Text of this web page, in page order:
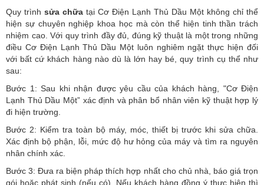
Quy trình sửa chữa tại Cơ Điện Lạnh Thủ Dầu Một không chỉ thể
hiện sự chuyên nghiệp khoa học mà còn thể hiện tinh thần trách
nhiệm cao. Với quy trình đầy đủ, đúng kỹ thuật là một trong những
điều Cơ Điện Lạnh Thủ Dầu Một luôn nghiêm ngặt thực hiện đối
với bất cứ khách hàng nào dù là lớn hay bé, quy trình cụ thể như
sau:
Bước 1: Sau khi nhận được yêu cầu của khách hàng, "Cơ Điện
Lạnh Thủ Dầu Một” xác định và phân bổ nhân viên kỹ thuật hợp lý
đi hiện trường.
Bước 2: Kiểm tra toàn bộ máy, móc, thiết bị trước khi sửa chữa.
Xác định bộ phận, lỗi, mức độ hư hỏng của máy và tìm ra nguyên
nhân chính xác.
Bước 3: Đưa ra biện pháp thích hợp nhất cho chủ nhà, báo giá trọn
gói hoặc phát sinh (nếu có). Nếu khách hàng đồng ý thực hiện thì